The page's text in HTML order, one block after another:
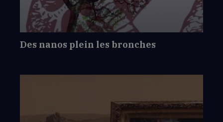
Des nanos plein les bronches